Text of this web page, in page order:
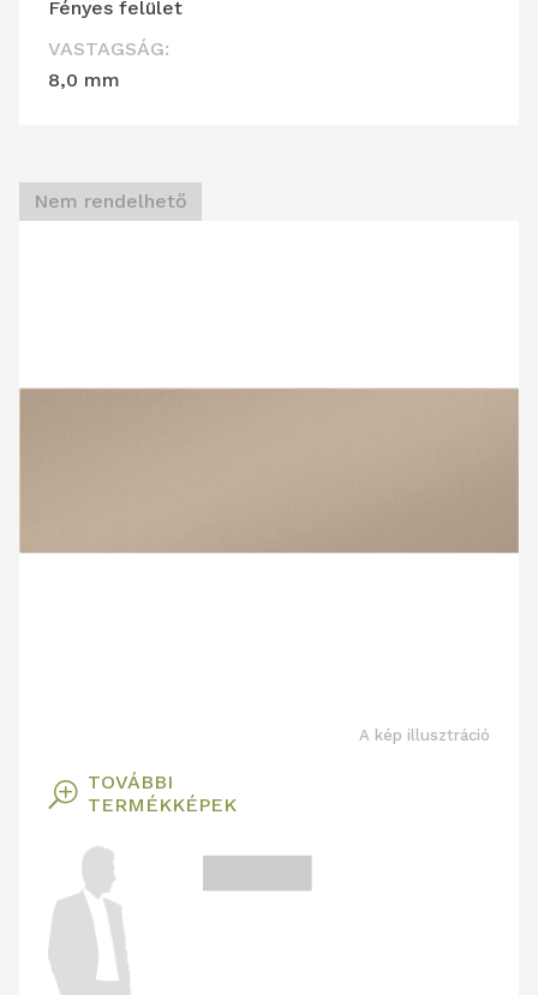
Fényes felület
VASTAGSÁG:
8,0 mm
Nem rendelhető
A kép illusztráció
T TOVÁBBI
TERMÉKKÉPEK